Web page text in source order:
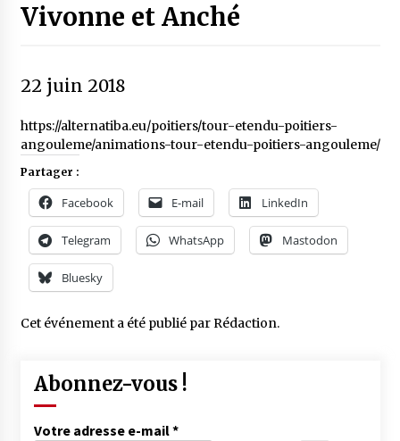
Vivonne et Anché
22 juin 2018
https://alternatiba.eu/poitiers/tour-etendu-poitiers-
angouleme/animations-tour-etendu-poitiers-angouleme/
Partager :
Facebook E-mail LinkedIn
Telegram WhatsApp Mastodon
Bluesky
Cet événement a été publié parRédaction.
Abonnez-vous !
Votre adresse e-mail*